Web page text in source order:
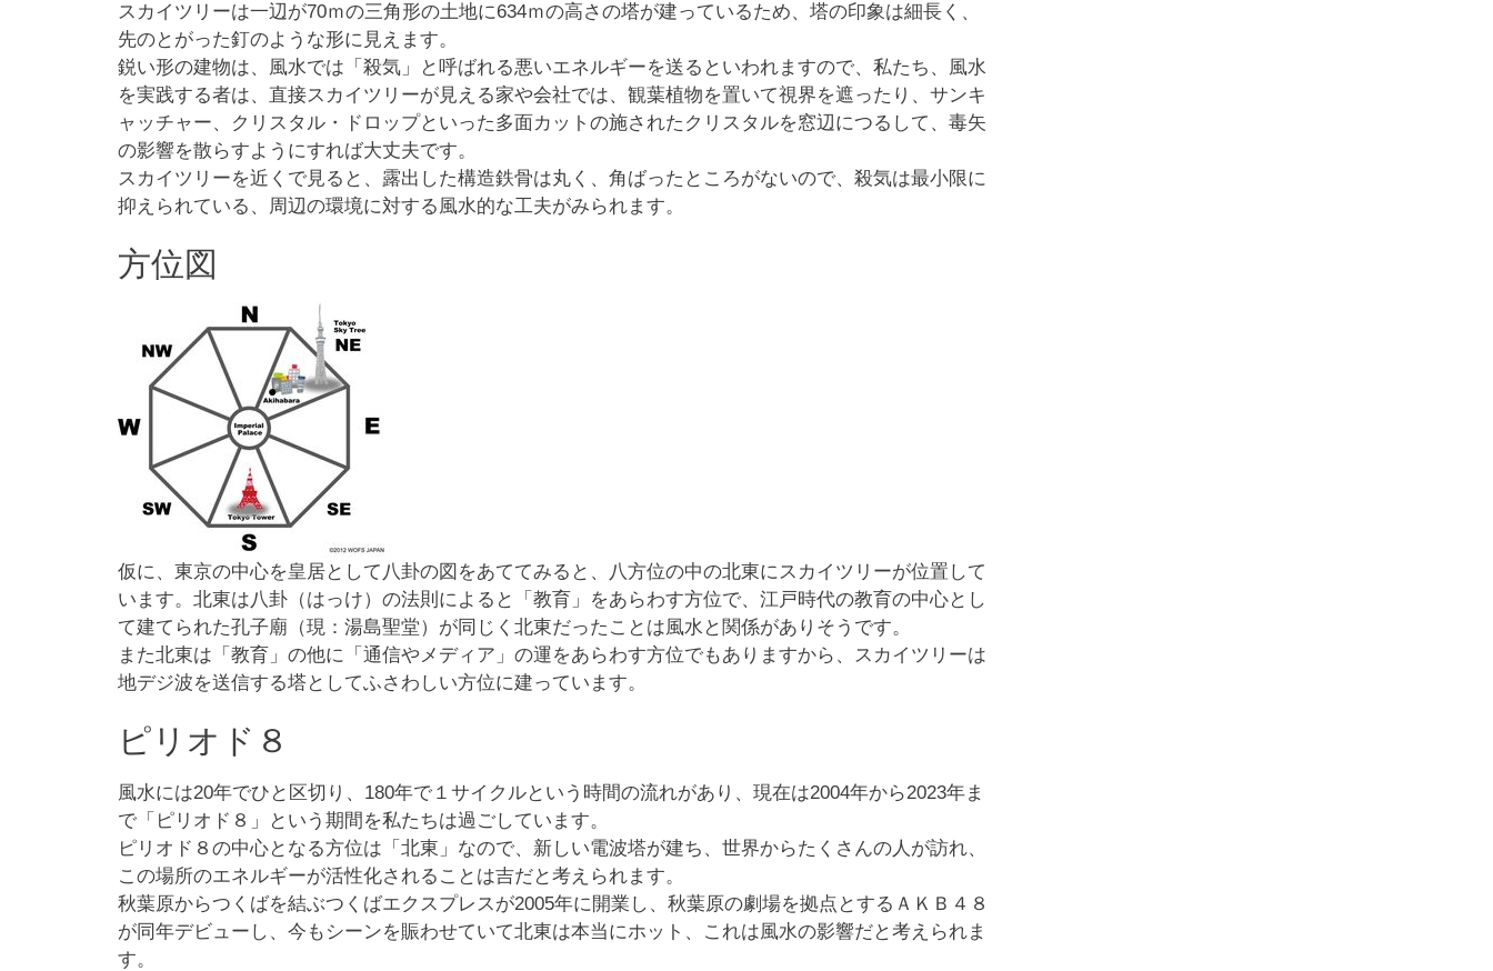
スカイツリーは一辺が70ｍの三角形の土地に634ｍの高さの塔が建っているため、塔の印象は細長く、
先のとがった釘のような形に見えます。
鋭い形の建物は、風水では「殺気」と呼ばれる悪いエネルギーを送るといわれますので、私たち、風水
を実践する者は、直接スカイツリーが見える家や会社では、観葉植物を置いて視界を遮ったり、サンキ
ャッチャー、クリスタル・ドロップといった多面カットの施されたクリスタルを窓辺につるして、毒矢
の影響を散らすようにすれば大丈夫です。
スカイツリーを近くで見ると、露出した構造鉄骨は丸く、角ばったところがないので、殺気は最小限に
抑えられている、周辺の環境に対する風水的な工夫がみられます。
方位図
仮に、東京の中心を皇居として八卦の図をあててみると、八方位の中の北東にスカイツリーが位置して
います。北東は八卦（はっけ）の法則によると「教育」をあらわす方位で、江戸時代の教育の中心とし
て建てられた孔子廟（現：湯島聖堂）が同じく北東だったことは風水と関係がありそうです。
また北東は「教育」の他に「通信やメディア」の運をあらわす方位でもありますから、スカイツリーは
地デジ波を送信する塔としてふさわしい方位に建っています。
ピリオド８
風水には20年でひと区切り、180年で１サイクルという時間の流れがあり、現在は2004年から2023年ま
で「ピリオド８」という期間を私たちは過ごしています。
ピリオド８の中心となる方位は「北東」なので、新しい電波塔が建ち、世界からたくさんの人が訪れ、
この場所のエネルギーが活性化されることは吉だと考えられます。
秋葉原からつくばを結ぶつくばエクスプレスが2005年に開業し、秋葉原の劇場を拠点とするＡＫＢ４８
が同年デビューし、今もシーンを賑わせていて北東は本当にホット、これは風水の影響だと考えられま
す。